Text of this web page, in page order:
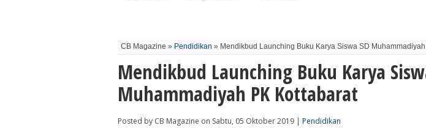
CB Magazine » Pendidikan » Mendikbud Launching Buku Karya Siswa SD
Mendikbud Launching Buku Karya
Muhammadiyah PK Kottabarat
Posted by CB Magazine on Sabtu, 05 Oktober 2019 | Pendidikan